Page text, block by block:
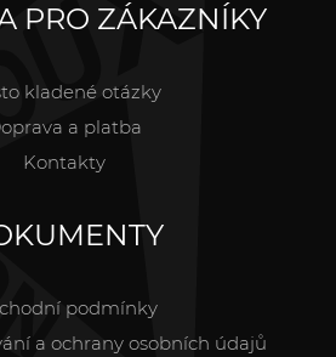
PRO ZÁKAZNÍKY
kladené otázky
a platba
Kontakty
podmínky
a ochrany osobních údajů